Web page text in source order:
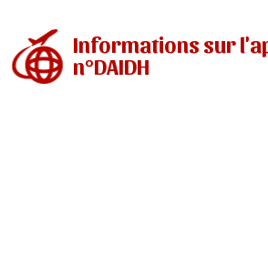
Informations sur
n°DAIDH